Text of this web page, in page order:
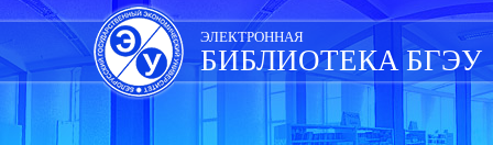
Skip
navigation
ЭЛЕКТРОННАЯ
БИБЛИОТЕКА БГЭУ